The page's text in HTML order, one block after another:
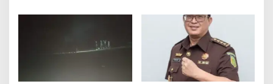
Pencarian Satu Korban Lain |
Hukum terhadap Oknum |
BONGKAR ‘Perkara.com